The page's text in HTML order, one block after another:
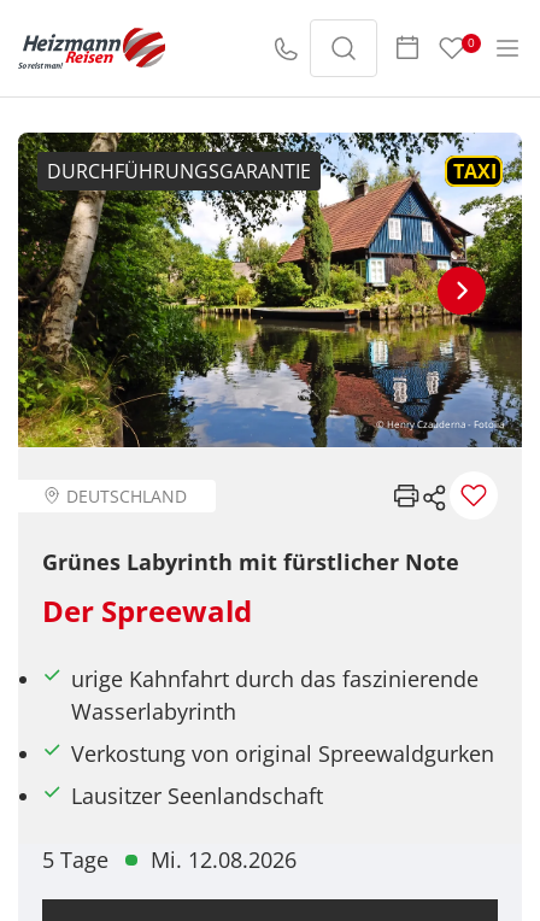
0
DURCHFÜHRUNGSGARANTIE TAXI
© Henry Czauderna - Fotolia
DEUTSCHLAND
Grünes Labyrinth mit fürstlicher Note
Der Spreewald
urige Kahnfahrt durch das faszinierende
Wasserlabyrinth
Verkostung von original Spreewaldgurken
Lausitzer Seenlandschaft
5 Tage Mi. 12.08.2026